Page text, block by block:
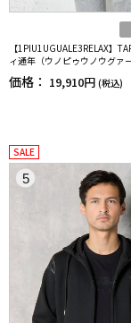
【1PIU1UGUALE3RELAX】
ィ通年（ウノピゥウノウグァ
価格： 19,910円 (税込)
SALE
5